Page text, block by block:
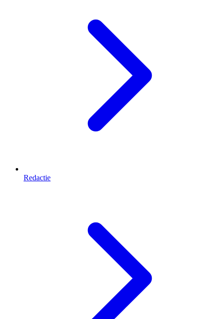
Redactie